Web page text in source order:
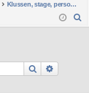
Klussen, stage, personeel of hulp
Search